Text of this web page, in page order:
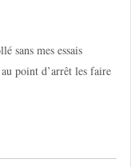
sans mes essais
point d’arrêt les faire